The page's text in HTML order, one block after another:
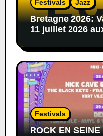
Festivals Jazz
Bretagne 2026:
11
Festivals
ROCK EN